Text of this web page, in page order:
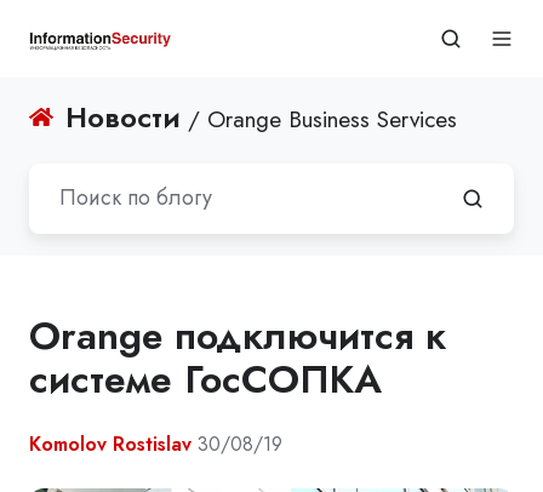
Новости / Orange Business Services
Orange подключится к
системе ГосСОПКА
Komolov Rostislav 30/08/19